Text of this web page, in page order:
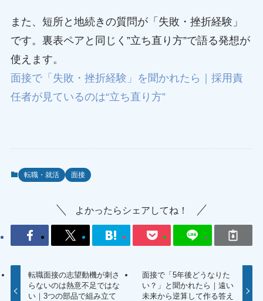
また、短所と地続きの質問が「失敗・挫折経験」
です。裏表ペアと同じく”立ち直り方”で語る発想が
使えます。
面接で「失敗・挫折経験」を聞かれたら｜採用責
任者が見ているのは“立ち直り方”
転職・就活 面接
よかったらシェアしてね！
転職面接の志望動機が刺さ
らないのは熱意不足ではな
い｜3つの部品で組み立て
面接で「5年後どうなりた
い？」と聞かれたら｜遠い
未来から逆算して作る答え